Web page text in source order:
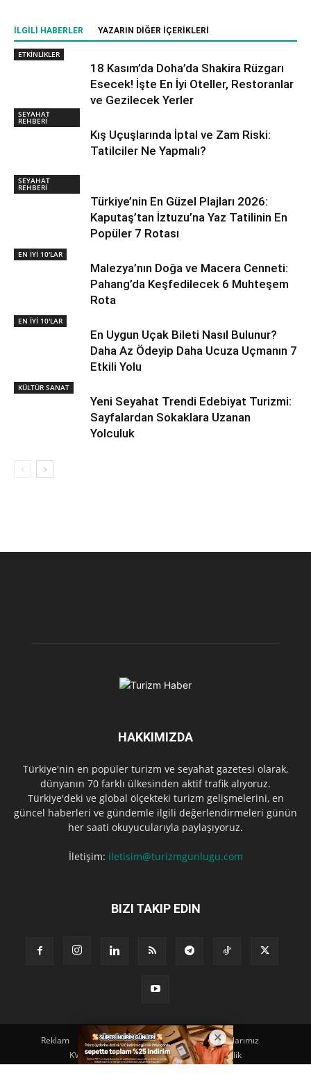
İLGILI HABERLER YAZARIN DIĞER İÇERIKLERI
ETKİNLİKLER
18 Kasım’da Doha’da Shakira Rüzgarı
Esecek! İşte En İyi Oteller, Restoranlar
ve Gezilecek Yerler
SEYAHAT
REHBERİ
Kış Uçuşlarında İptal ve Zam Riski:
Tatilciler Ne Yapmalı?
SEYAHAT
REHBERİ
Türkiye’nin En Güzel Plajları 2026:
Kaputaş’tan İztuzu’na Yaz Tatilinin En
Popüler 7 Rotası
EN İYİ 10'LAR
Malezya’nın Doğa ve Macera Cenneti:
Pahang’da Keşfedilecek 6 Muhteşem
Rota
EN İYİ 10'LAR
En Uygun Uçak Bileti Nasıl Bulunur?
Daha Az Ödeyip Daha Ucuza Uçmanın 7
Etkili Yolu
KÜLTÜR SANAT
Yeni Seyahat Trendi Edebiyat Turizmi:
Sayfalardan Sokaklara Uzanan
Yolculuk
HAKKIMIZDA
Türkiye'nin en popüler turizm ve seyahat gazetesi olarak,
dünyanın 70 farklı ülkesinden aktif trafik alıyoruz.
Türkiye'deki ve global ölçekteki turizm gelişmelerini, en
güncel haberleri ve gündemle ilgili değerlendirmeleri günün
her saati okuyucularıyla paylaşıyoruz.
İletişim: iletisim@turizmgunlugu.com
BIZI TAKIP EDIN
Reklam Künye Hakkımızda Iletişim
Yazarlarımız
KVKK Aydınlatma Metni
Kullanım ve Gizlilik